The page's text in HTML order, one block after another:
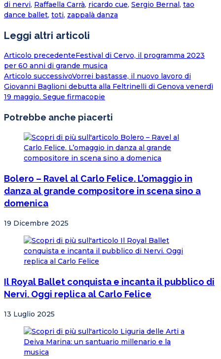
di nervi, Raffaella Carrà, ricardo cue, Sergio Bernal, tao
dance ballet, toti, zappalà danza
Leggi altri articoli
Articolo precedenteFestival di Cervo, il programma 2023
per 60 anni di grande musica
Articolo successivoVorrei bastasse, il nuovo lavoro di
Giovanni Baglioni debutta alla Feltrinelli di Genova venerdì
19 maggio. Segue firmacopie
Potrebbe anche piacerti
Bolero – Ravel al Carlo Felice. L’omaggio in
danza al grande compositore in scena sino a
domenica
19 Dicembre 2025
Il Royal Ballet conquista e incanta il pubblico di
Nervi. Oggi replica al Carlo Felice
13 Luglio 2025